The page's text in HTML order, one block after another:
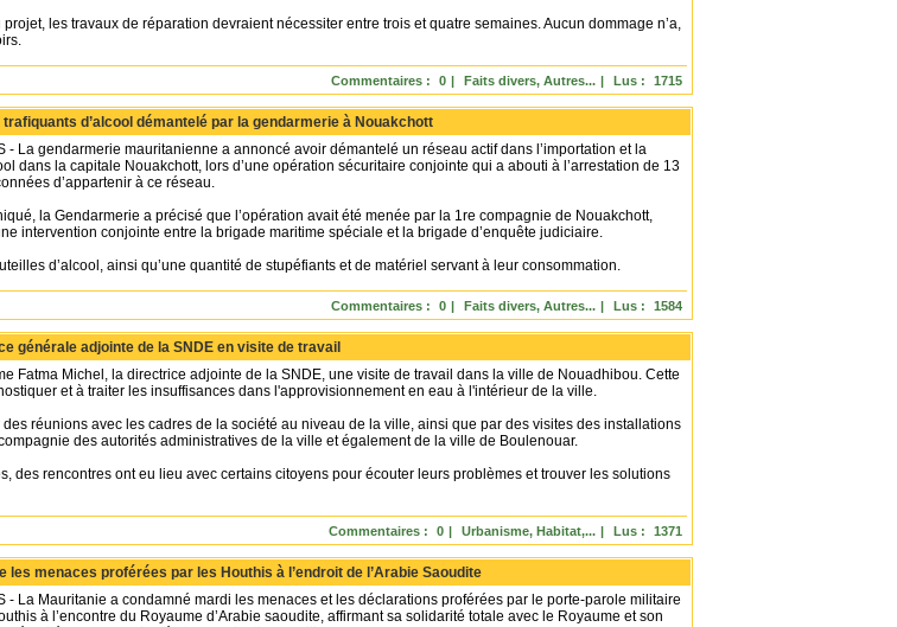
les travaux de réparation devraient nécessiter entre trois et quatre semaines. Aucun dommage n’a,
Lus : 1715
Faits divers, Autres... |
Commentaires : 0 |
d’alcool démantelé par la gendarmerie à Nouakchott
- La gendarmerie mauritanienne a annoncé avoir démantelé un réseau actif dans l’importation et la
dans la capitale Nouakchott, lors d’une opération sécuritaire conjointe qui a abouti à l’arrestation de 13
d’appartenir à ce réseau.
la Gendarmerie a précisé que l’opération avait été menée par la 1re compagnie de Nouakchott,
intervention conjointe entre la brigade maritime spéciale et la brigade d’enquête judiciaire.
d’alcool, ainsi qu’une quantité de stupéfiants et de matériel servant à leur consommation.
Lus : 1584
Faits divers, Autres... |
Commentaires : 0 |
générale adjointe de la SNDE en visite de travail
Fatma Michel, la directrice adjointe de la SNDE, une visite de travail dans la ville de Nouadhibou. Cette
et à traiter les insuffisances dans l'approvisionnement en eau à l'intérieur de la ville.
des réunions avec les cadres de la société au niveau de la ville, ainsi que par des visites des installations
des autorités administratives de la ville et également de la ville de Boulenouar.
des rencontres ont eu lieu avec certains citoyens pour écouter leurs problèmes et trouver les solutions
Lus : 1371
Urbanisme, Habitat,... |
Commentaires : 0 |
les menaces proférées par les Houthis à l’endroit de l’Arabie Saoudite
- La Mauritanie a condamné mardi les menaces et les déclarations proférées par le porte-parole militaire
à l’encontre du Royaume d’Arabie saoudite, affirmant sa solidarité totale avec le Royaume et son